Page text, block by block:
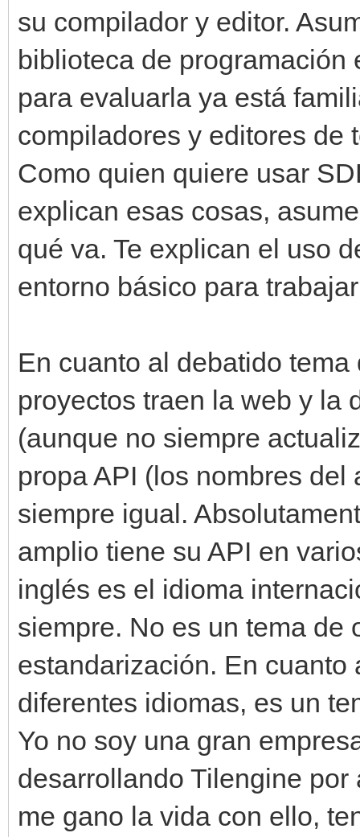
su compilador y editor.
biblioteca de programación
para evaluarla ya está
compiladores y editores de
Como quien quiere usar
explican esas cosas,
qué va. Te explican el uso
entorno básico para
En cuanto al debatido
proyectos traen la web y la
(aunque no siempre
propa API (los nombres
siempre igual.
amplio tiene su API en
inglés es el idioma
siempre. No es un tema de
estandarización. En
diferentes idiomas, es un
Yo no soy una gran
desarrollando Tilengine
me gano la vida con ello,